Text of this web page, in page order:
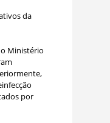
da
Ministério
por